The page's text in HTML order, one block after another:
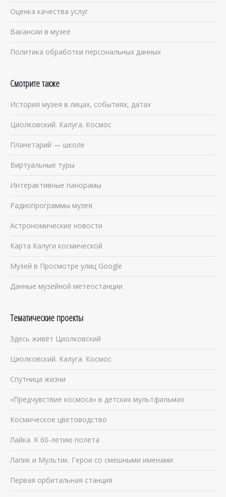
Оценка качества услуг
Вакансии в музее
Политика обработки персональных данных
Смотрите также
История музея в лицах, событиях, датах
Циолковский. Калуга. Космос
Планетарий — школе
Виртуальные туры
Интерактивные панорамы
Радиопрограммы музея
Астрономические новости
Карта Калуги космической
Музей в Просмотре улиц Google
Данные музейной метеостанции
Тематические проекты
Здесь живёт Циолковский
Циолковский. Калуга. Космос
Спутница жизни
«Предчувствие космоса» в детских мультфильмах
Космическое цветоводство
Лайка. К 60-летию полета
Лапик и Мультик. Герои со смешными именами
Первая орбитальная станция